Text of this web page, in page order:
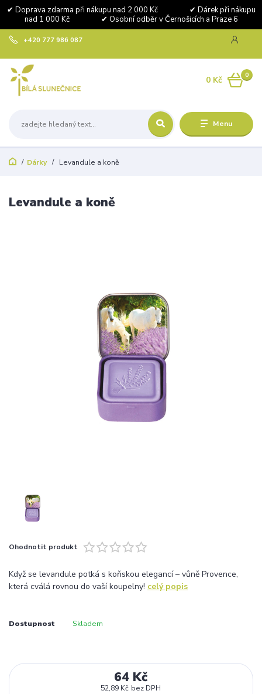
✔ Doprava zdarma při nákupu nad 2 000 Kč ✔ Dárek při nákupu
nad 1 000 Kč ✔ Osobní odběr v Černošicích a Praze 6
Menu
+420 777 986 087
0
0 Kč
Dárky Levandule a koně
Levandule a koně
Ohodnotit produkt
Když se levandule potká s koňskou elegancí – vůně Provence,
která cválá rovnou do vaší koupelny! celý popis
Dostupnost Skladem
64 Kč
52,89 Kč bez DPH